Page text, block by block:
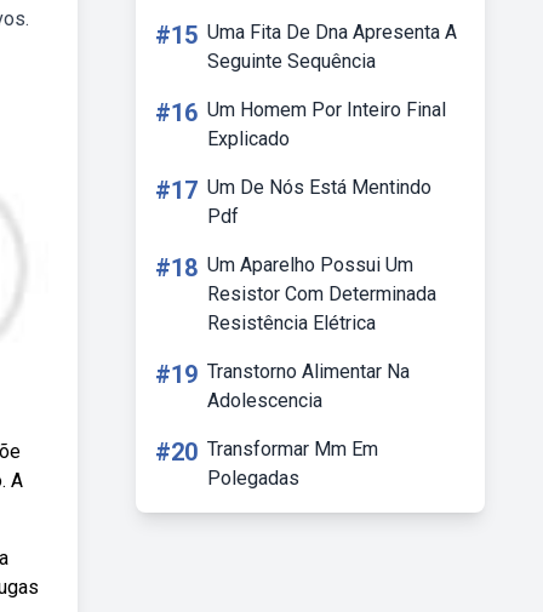
A
#15 Uma Fita De Dna Apresenta A
Seguinte Sequência
#16 Um Homem Por Inteiro Final
Explicado
#17 Um De Nós Está Mentindo
Pdf
#18 Um Aparelho Possui Um
Resistor Com Determinada
Resistência Elétrica
#19 Transtorno Alimentar Na
Adolescencia
#20 Transformar Mm Em
Polegadas